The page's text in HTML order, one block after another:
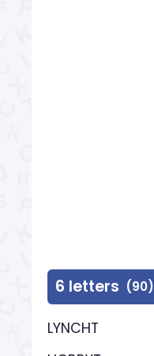
6 letters (90)
LYNCHT